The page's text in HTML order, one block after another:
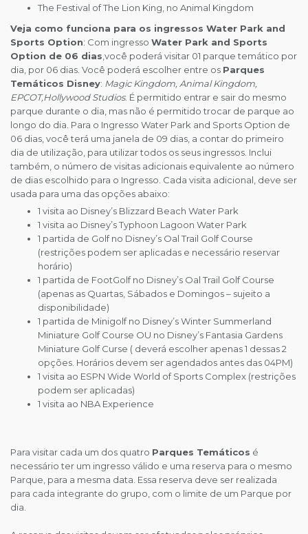
The Festival of The Lion King, no Animal Kingdom
Veja como funciona para os ingressos Water Park and
Sports Option: Com ingresso Water Park and Sports
Option de 06 dias ,você poderá visitar 01 parque temático por
dia, por 06 dias. Você poderá escolher entre os Parques
Temáticos Disney: Magic Kingdom, Animal Kingdom,
EPCOT,Hollywood Studios. É permitido entrar e sair do mesmo
parque durante o dia, mas não é permitido trocar de parque ao
longo do dia. Para o Ingresso Water Park and Sports Option de
06 dias, você terá uma janela de 09 dias, a contar do primeiro
dia de utilização, para utilizar todos os seus ingressos. Inclui
também, o número de visitas adicionais equivalente ao número
de dias escolhido para o Ingresso. Cada visita adicional, deve ser
usada para uma das opções abaixo:
1 visita ao Disney’s Blizzard Beach Water Park
1 visita ao Disney’s Typhoon Lagoon Water Park
1 partida de Golf no Disney’s Oal Trail Golf Course
(restrições podem ser aplicadas e necessário reservar
horário)
1 partida de FootGolf no Disney’s Oal Trail Golf Course
(apenas as Quartas, Sábados e Domingos – sujeito a
disponibilidade)
1 partida de Minigolf no Disney’s Winter Summerland
Miniature Golf Course OU no Disney’s Fantasia Gardens
Miniature Golf Curse ( deverá escolher apenas 1 dessas 2
opções. Horários devem ser agendados antes das 04PM)
1 visita ao ESPN Wide World of Sports Complex (restrições
podem ser aplicadas)
1 visita ao NBA Experience
Para visitar cada um dos quatro Parques Temáticos é
necessário ter um ingresso válido e uma reserva para o mesmo
Parque, para a mesma data. Essa reserva deve ser realizada
para cada integrante do grupo, com o limite de um Parque por
dia.